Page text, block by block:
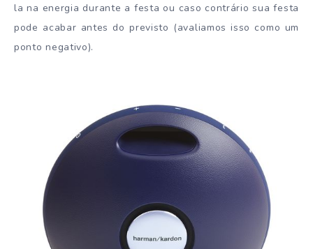
la na energia durante a festa ou caso contrário sua festa
pode acabar antes do previsto (avaliamos isso como um
ponto negativo).